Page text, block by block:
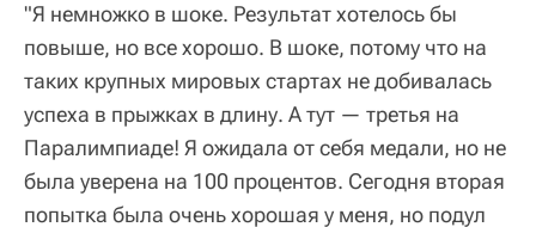
"Я немножко в шоке. Результат хотелось бы
повыше, но все хорошо. В шоке, потому что на
таких крупных мировых стартах не добивалась
успеха в прыжках в длину. А тут — третья на
Паралимпиаде! Я ожидала от себя медали, но не
была уверена на 100 процентов. Сегодня вторая
попытка была очень хорошая у меня, но подул